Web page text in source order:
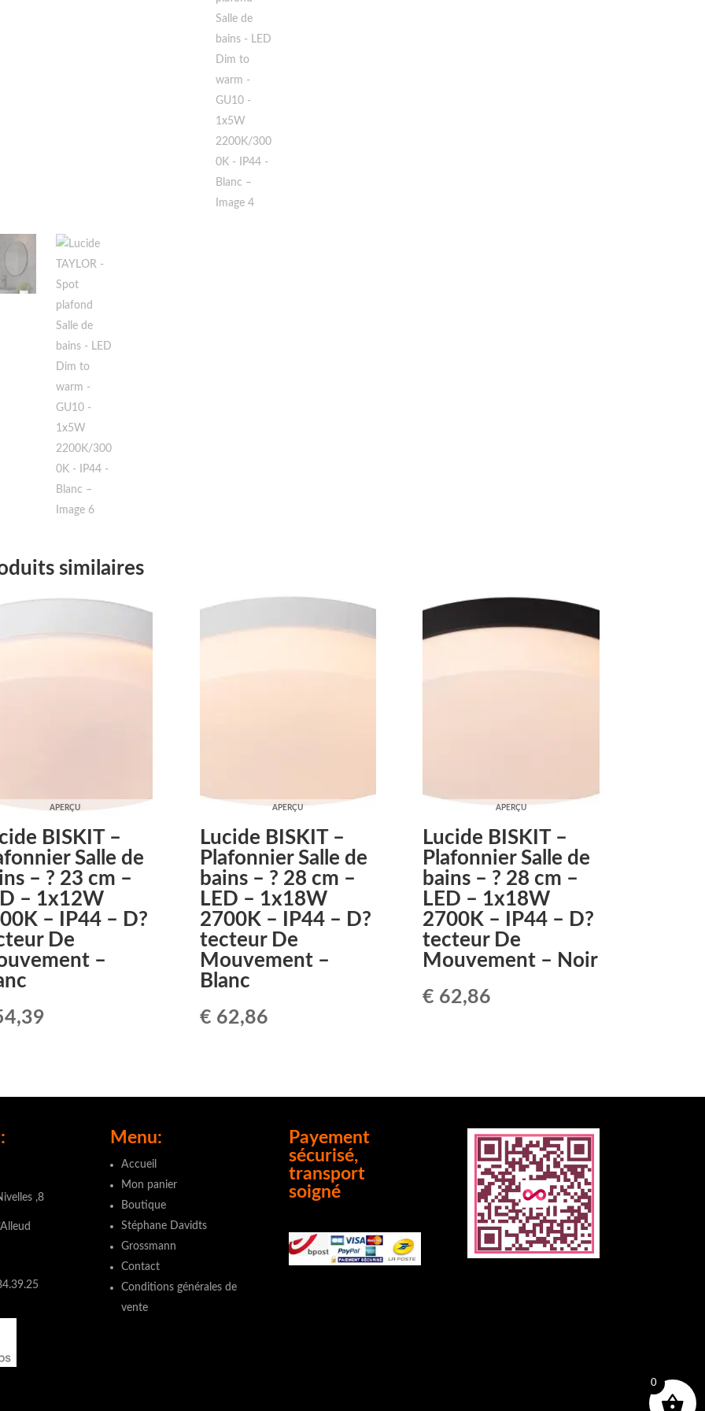
similaires
BISKIT –
Salle de
– ? 23 cm –
– 1x12W
– IP44 – D?
De
–
APERÇU
Lucide BISKIT –
Plafonnier Salle de
bains – ? 28 cm –
LED – 1x18W
2700K – IP44 – D?
tecteur De
Mouvement –
Blanc
€ 62,86
APERÇU
Lucide BISKIT –
Plafonnier Salle de
bains – ? 28 cm –
LED – 1x18W
2700K – IP44 – D?
tecteur De
Mouvement – Noir
€ 62,86
APERÇU
,8
Menu:
Accueil
Mon panier
Boutique
Stéphane Davidts
Grossmann
Contact
Conditions générales de
vente
Payement
sécurisé,
transport
soigné
0